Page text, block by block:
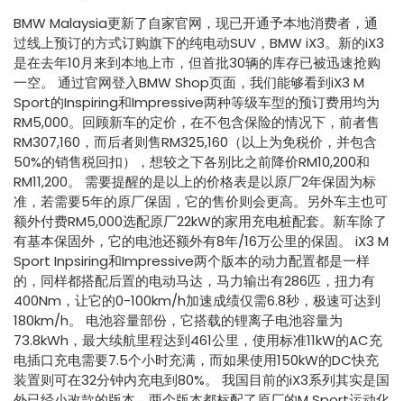
BMW Malaysia更新了自家官网，现已开通予本地消费者，通
过线上预订的方式订购旗下的纯电动SUV，BMW iX3。新的iX3
是在去年10月来到本地上市，但首批30辆的库存已被迅速抢购
一空。 通过官网登入BMW Shop页面，我们能够看到iX3 M
Sport的Inspiring和Impressive两种等级车型的预订费用均为
RM5,000。回顾新车的定价，在不包含保险的情况下，前者售
RM307,160，而后者则售RM325,160（以上为免税价，并包含
50%的销售税回扣），想较之下各别比之前降价RM10,200和
RM11,200。 需要提醒的是以上的价格表是以原厂2年保固为标
准，若需要5年的原厂保固，它的售价则会更高。另外车主也可
额外付费RM5,000选配原厂22kW的家用充电桩配套。新车除了
有基本保固外，它的电池还额外有8年/16万公里的保固。 iX3 M
Sport Inpsiring和Impressive两个版本的动力配置都是一样
的，同样都搭配后置的电动马达，马力输出有286匹，扭力有
400Nm，让它的0-100km/h加速成绩仅需6.8秒，极速可达到
180km/h。 电池容量部份，它搭载的锂离子电池容量为
73.8kWh，最大续航里程达到461公里，使用标准11kW的AC充
电插口充电需要7.5个小时充满，而如果使用150kW的DC快充
装置则可在32分钟内充电到80%。 我国目前的iX3系列其实是国